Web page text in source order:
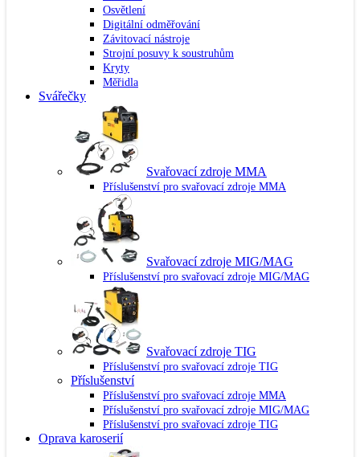
Osvětlení
Digitální odměřování
Závitovací nástroje
Strojní posuvy k soustruhům
Kryty
Měřidla
Svářečky
Svařovací zdroje MMA
Příslušenství pro svařovací zdroje MMA
Svařovací zdroje MIG/MAG
Příslušenství pro svařovací zdroje MIG/MAG
Svařovací zdroje TIG
Příslušenství pro svařovací zdroje TIG
Příslušenství
Příslušenství pro svařovací zdroje MMA
Příslušenství pro svařovací zdroje MIG/MAG
Příslušenství pro svařovací zdroje TIG
Oprava karoserií